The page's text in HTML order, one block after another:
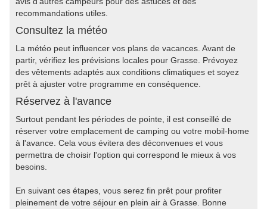
recommandations utiles.
Consultez la météo
La météo peut influencer vos plans de vacances. Avant de
partir, vérifiez les prévisions locales pour Grasse. Prévoyez
des vêtements adaptés aux conditions climatiques et soyez
prêt à ajuster votre programme en conséquence.
Réservez à l'avance
Surtout pendant les périodes de pointe, il est conseillé de
réserver votre emplacement de camping ou votre mobil-home
à l'avance. Cela vous évitera des déconvenues et vous
permettra de choisir l'option qui correspond le mieux à vos
besoins.
En suivant ces étapes, vous serez fin prêt pour profiter
pleinement de votre séjour en plein air à Grasse. Bonne